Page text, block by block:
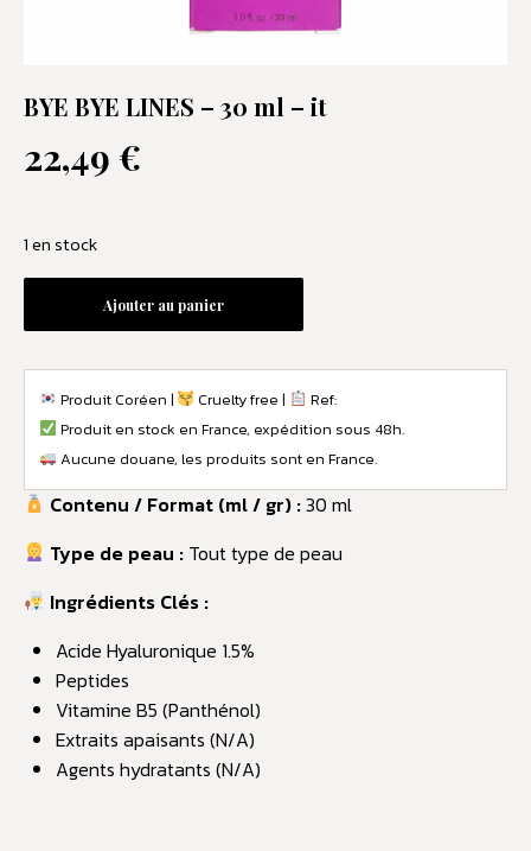
BYE BYE LINES – 30 ml – it
22,49 €
1 en stock
Ajouter au panier
Produit Coréen | Cruelty free |
Ref:
Produit en stock en France, expédition sous 48h.
Aucune douane, les produits sont en France.
Contenu / Format (ml / gr) :30 ml
Type de peau : Tout type de peau
Ingrédients Clés :
Acide Hyaluronique 1.5%
Peptides
Vitamine B5 (Panthénol)
Extraits apaisants (N/A)
Agents hydratants (N/A)